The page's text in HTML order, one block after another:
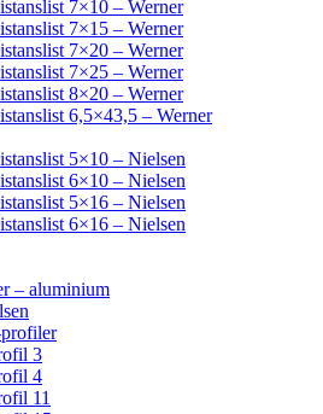
7×10 – Werner
7×15 – Werner
7×20 – Werner
7×25 – Werner
8×20 – Werner
6,5×43,5 – Werner
5×10 – Nielsen
6×10 – Nielsen
5×16 – Nielsen
6×16 – Nielsen
– aluminium
3
4
11